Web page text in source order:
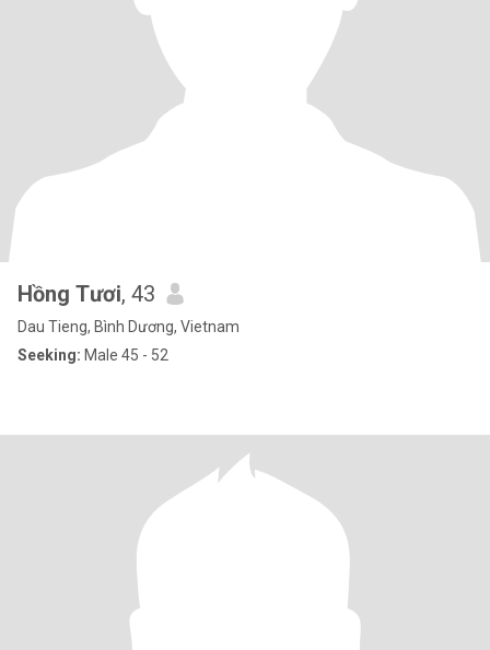
Hồng Tươi, 43
Dau Tieng, Bình Dương, Vietnam
Seeking: Male 45 - 52